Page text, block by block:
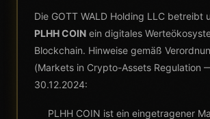
Die GOTT WALD Holding LLC betreibt
PLHH COIN ein digitales
Blockchain. Hinweise gemäß
(Markets in Crypto-Assets Regulation
30.12.2024:
PLHH COIN ist ein eingetragener